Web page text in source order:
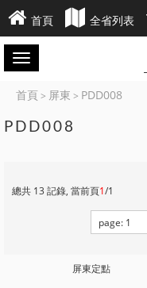
首頁 全省列表
首頁> 屏東 > PDD008
PDD008
總共 13 記錄, 當前頁1/1
屏東定點